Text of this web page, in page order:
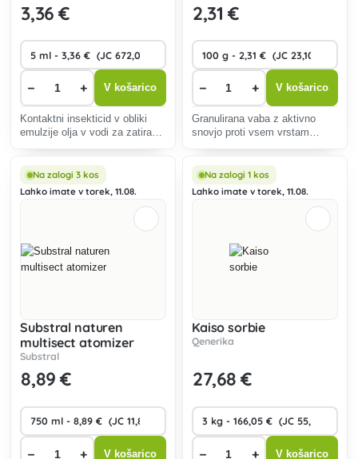
3,36 €
− + V košarico
Kontaktni insekticid v obliki
emulzije olja v vodi za zatiranje
vinski trti in sadnih rastlinah.
2,31 €
− + V košarico
Granulirana vaba z aktivno
snovjo proti vsem vrstam
Na zalogi 3 kos
Lahko imate v torek, 11.08.
Substral naturen
multisect atomizer
Substral
8,89 €
− + V košarico
Na zalogi 1 kos
Lahko imate v torek, 11.08.
Kaiso sorbie
Qenerika
27,68 €
− + V košarico